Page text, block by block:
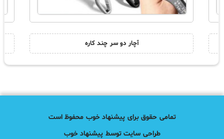
آچار دو سر چند کاره
تمامی حقوق برای پیشنهاد خوب محفوظ است
طراحی سایت توسط پیشنهاد خوب